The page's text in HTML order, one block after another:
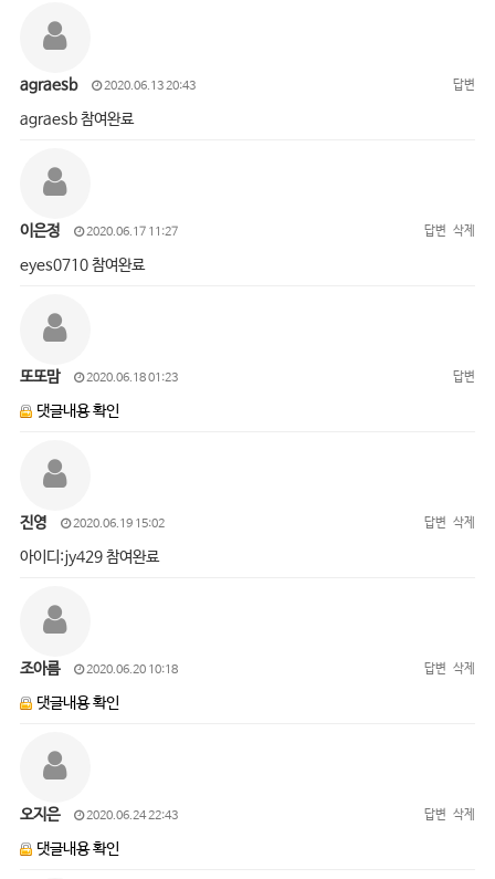
agraesb 2020.06.13 20:43 답변
agraesb 참여완료
이은정 2020.06.17 11:27 답변 삭제
eyes0710 참여완료
또또맘 2020.06.18 01:23 답변
댓글내용 확인
진영 2020.06.19 15:02 답변 삭제
아이디:jy429 참여완료
조아름 2020.06.20 10:18 답변 삭제
댓글내용 확인
오지은 2020.06.24 22:43 답변 삭제
댓글내용 확인